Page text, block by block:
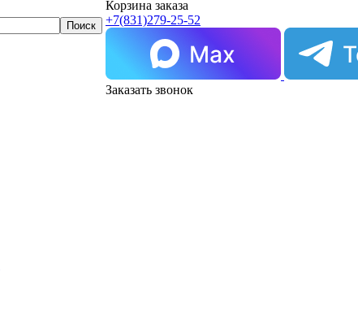
Корзина заказа
+7(831)279-25-52
Заказать звонок